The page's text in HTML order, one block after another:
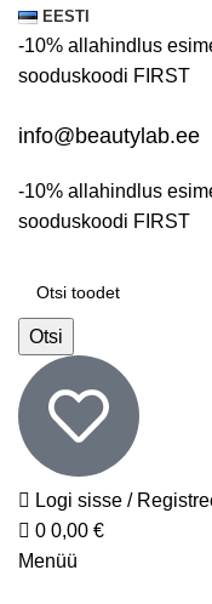
EESTI
-10% allahindlus
sooduskoodi FIRST
info@beautylab.ee
-10% allahindlus
sooduskoodi FIRST
Otsi
Logi sisse /
0 0,00 €
Menüü